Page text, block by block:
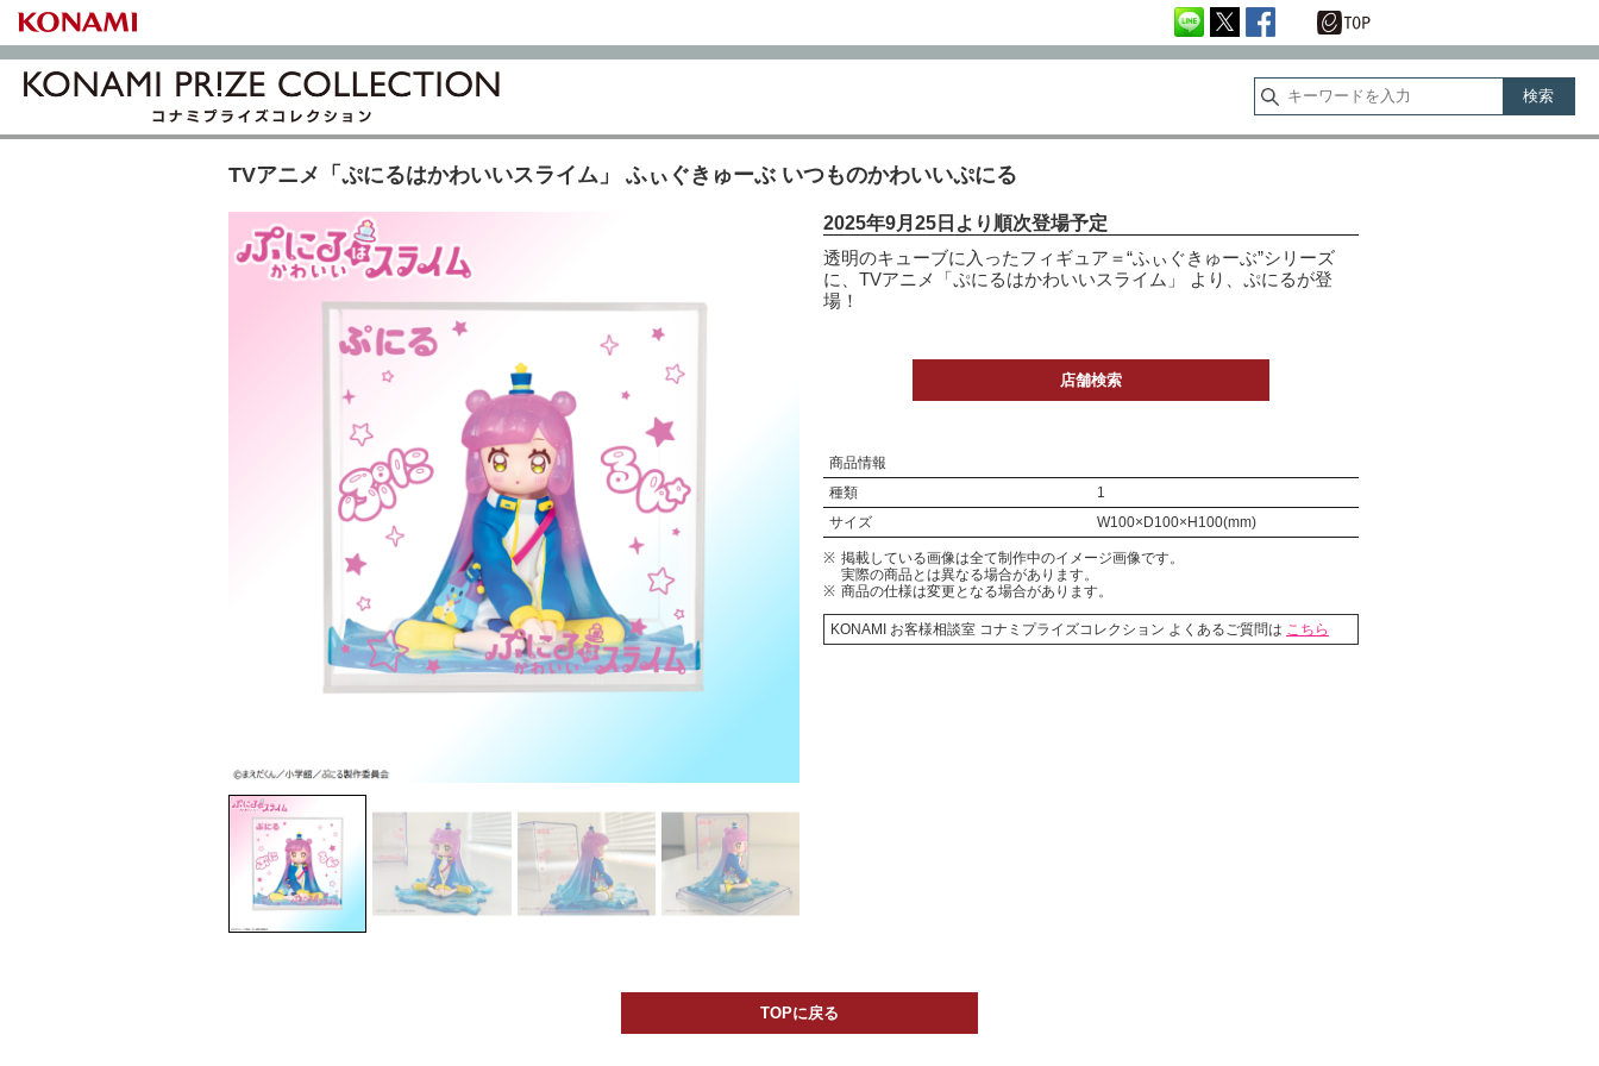
TVアニメ「ぷにるはかわいいスライム」 ふぃぐきゅーぶ いつものかわいいぷにる
2025年9月25日より順次登場予定
透明のキューブに入ったフィギュア＝“ふぃぐきゅーぶ”シリーズ
に、TVアニメ「ぷにるはかわいいスライム」 より、ぷにるが登
場！
店舗検索
商品情報
種類
1
サイズ
W100×D100×H100(mm)
掲載している画像は全て制作中のイメージ画像です。
実際の商品とは異なる場合があります。
商品の仕様は変更となる場合があります。
KONAMI お客様相談室 コナミプライズコレクション よくあるご質問は こちら
TOPに戻る